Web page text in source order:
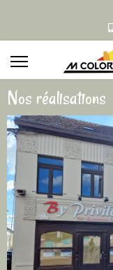
Nos réalisations